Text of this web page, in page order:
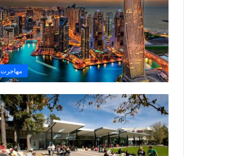
مهاجرت